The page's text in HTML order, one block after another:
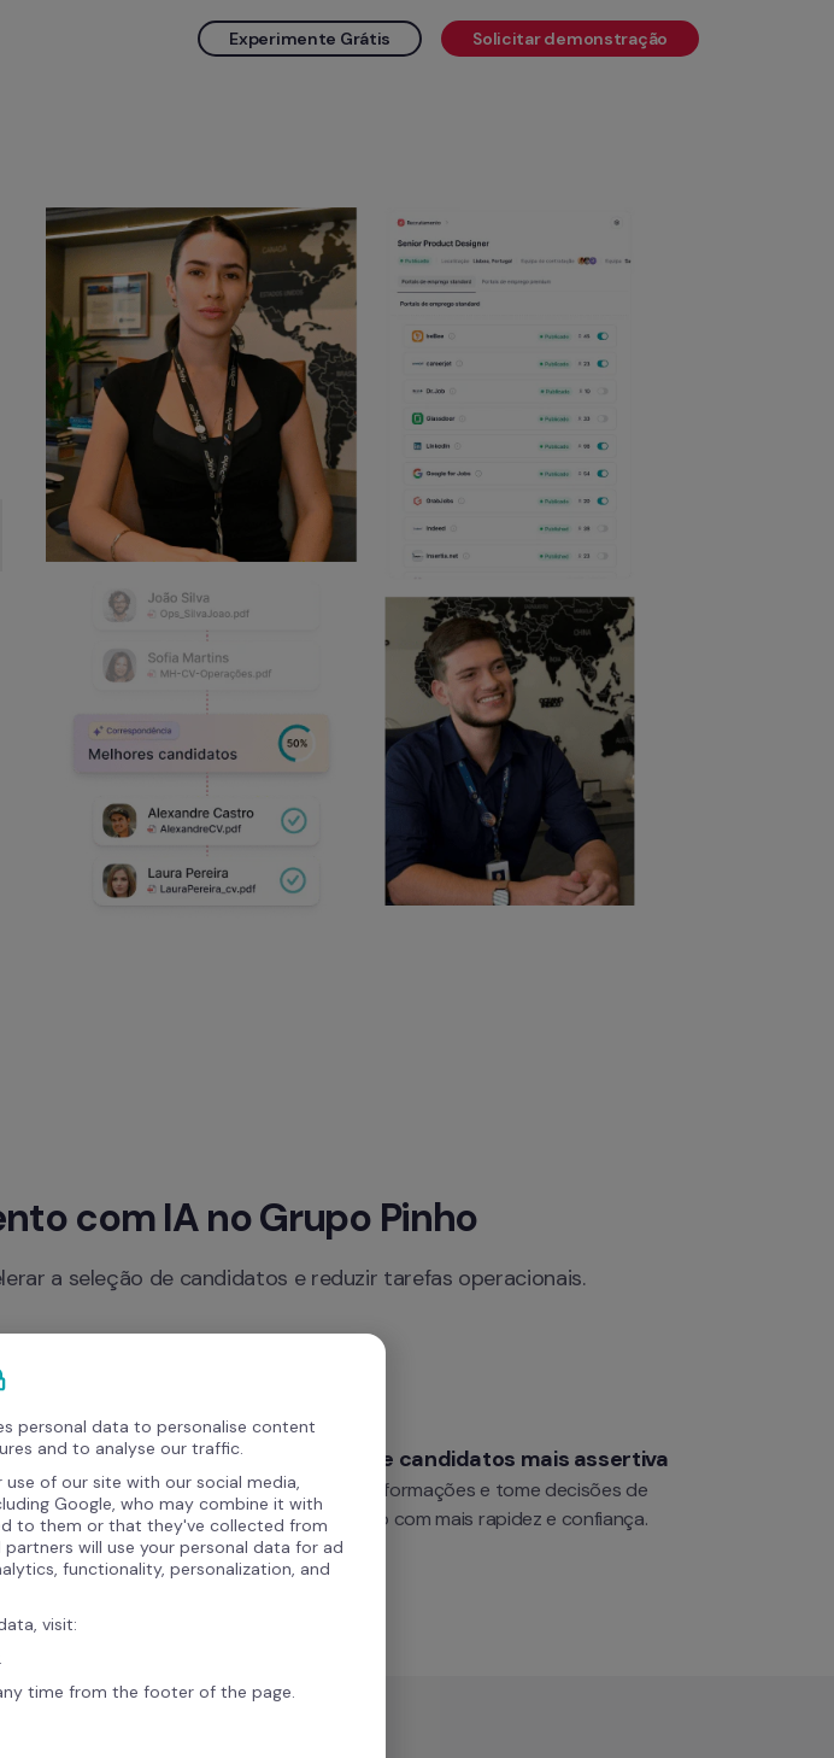
Experimente Grátis Solicitar demonstração
com IA no Grupo Pinho
a seleção de candidatos e reduzir tarefas operacionais.
no recrutamento
processo seletivo e
Seleção de candidatos mais assertiva
Centralize informações e tome decisões de
contratação com mais rapidez e confiança.
personal data to personalise content
and to analyse our traffic.
of our site with our social media,
Google, who may combine it with
to them or that they've collected from
will use your personal data for ad
functionality, personalization, and
visit:
time from the footer of the page.